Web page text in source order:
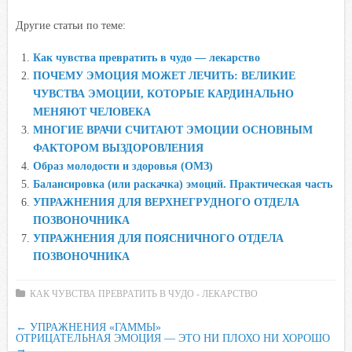
c
b
o
o
k
i
t
e
r
a
s
A
p
p
.
R
u
k
l
s
s
n
i
i
Другие статьи по теме:
Как чувства превратить в чудо — лекарство
ПОЧЕМУ ЭМОЦИЯ МОЖЕТ ЛЕЧИТЬ: ВЕЛИКИЕ
ЧУВСТВА ЭМОЦИИ, КОТОРЫЕ КАРДИНАЛЬНО
МЕНЯЮТ ЧЕЛОВЕКА
МНОГИЕ ВРАЧИ СЧИТАЮТ ЭМОЦИИ ОСНОВНЫМ
ФАКТОРОМ ВЫЗДОРОВЛЕНИЯ
Образ молодости и здоровья (ОМЗ)
Балансировка (или раскачка) эмоций. Практическая часть
УПРАЖНЕНИЯ ДЛЯ ВЕРХНЕГРУДНОГО ОТДЕЛА
ПОЗВОНОЧНИКА
УПРАЖНЕНИЯ ДЛЯ ПОЯСНИЧНОГО ОТДЕЛА
ПОЗВОНОЧНИКА
КАК ЧУВСТВА ПРЕВРАТИТЬ В ЧУДО - ЛЕКАРСТВО
← УПРАЖНЕНИЯ «ГАММЫ»
ОТРИЦАТЕЛЬНАЯ ЭМОЦИЯ — ЭТО НИ ПЛОХО НИ ХОРОШО
→